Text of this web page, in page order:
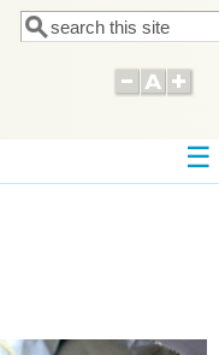
Форма поиска
Поиск